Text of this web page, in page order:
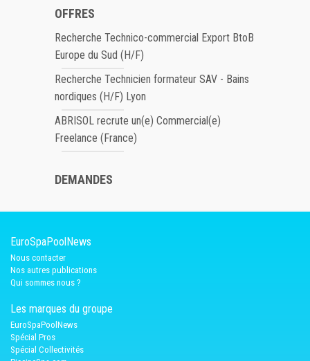
OFFRES
Recherche Technico-commercial Export BtoB
Europe du Sud (H/F)
Recherche Technicien formateur SAV - Bains
nordiques (H/F) Lyon
ABRISOL recrute un(e) Commercial(e)
Freelance (France)
DEMANDES
EuroSpaPoolNews
Nous contacter
Nos autres publications
Qui sommes nous ?
Les marques du groupe
EuroSpaPoolNews
Spécial Pros
Spécial Collectivités